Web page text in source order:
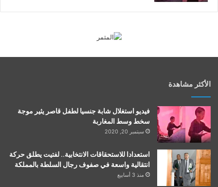
الأكثر مشاهدة
فيديو استغلال شابة جنسيا لطفل قاصر يثير موجة
سخط وسط المغاربة
سبتمبر 20, 2020
استعدادا للاستحقاقات الانتخابية.. لفتيت يطلق حركة
انتقالية واسعة في صفوف رجال السلطة بالمملكة
منذ 3 أسابيع